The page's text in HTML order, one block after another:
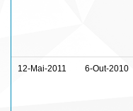
12-Mai-2011 6-Out-2010